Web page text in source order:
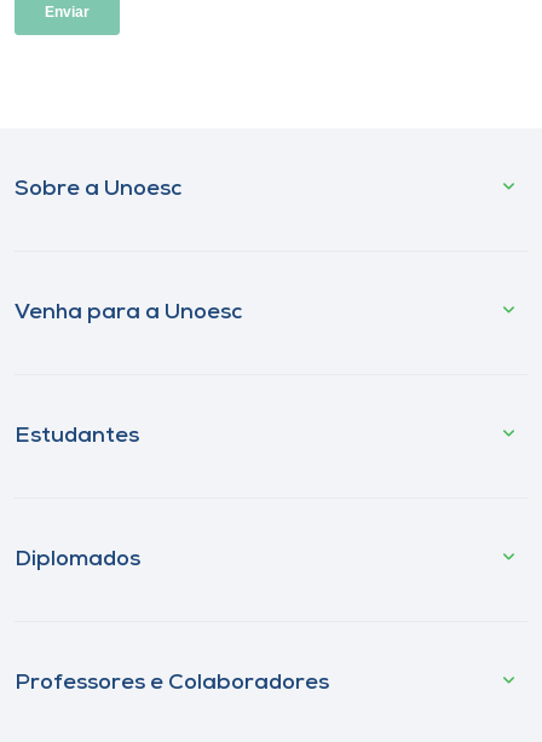
Sobre a Unoesc
Venha para a Unoesc
Estudantes
Diplomados
Professores e Colaboradores